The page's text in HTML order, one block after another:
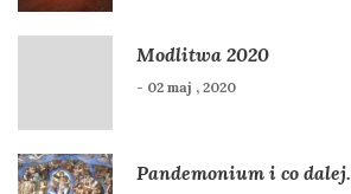
Modlitwa 2020
- 02 maj , 2020
Pandemonium i co dalej.